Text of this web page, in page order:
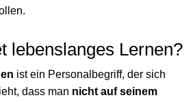
lebenslanges Lernen?
ist ein Personalbegriff, der sich
dass man nicht auf seinem